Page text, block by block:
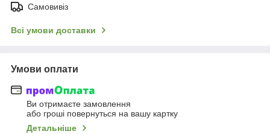
Самовивіз
Всі умови доставки
Умови оплати
Ви отримаєте замовлення
або гроші повернуться на вашу картку
Детальніше